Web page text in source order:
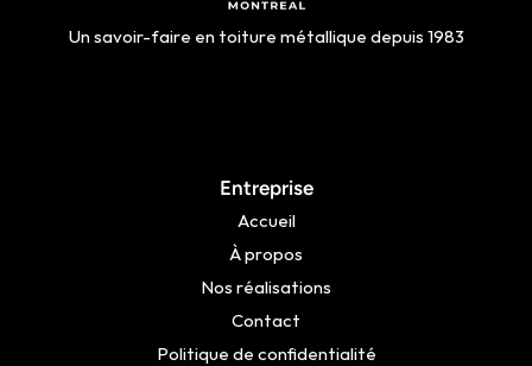
Un savoir-faire en toiture métallique depuis 1983
Entreprise
Accueil
À propos
Nos réalisations
Contact
Politique de confidentialité